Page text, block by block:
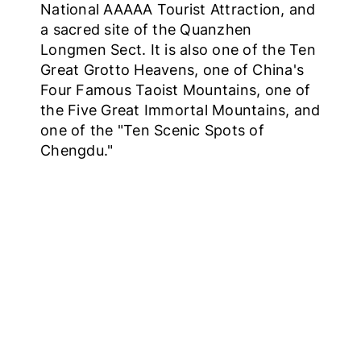
National AAAAA Tourist Attraction, and
a sacred site of the Quanzhen
Longmen Sect. It is also one of the Ten
Great Grotto Heavens, one of China's
Four Famous Taoist Mountains, one of
the Five Great Immortal Mountains, and
one of the "Ten Scenic Spots of
Chengdu."